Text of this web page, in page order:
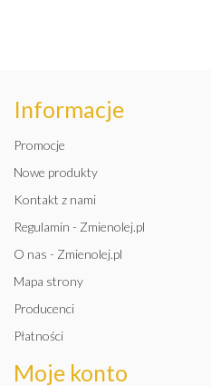
Informacje
Promocje
Nowe produkty
Kontakt z nami
Regulamin - Zmienolej.pl
O nas - Zmienolej.pl
Mapa strony
Producenci
Płatności
Moje konto